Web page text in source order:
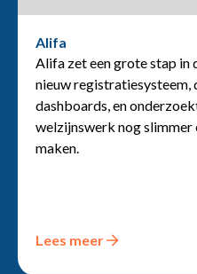
Alifa
Alifa zet een grote stap in
nieuw registratiesysteem,
dashboards, en
welzijnswerk nog
maken.
Lees meer